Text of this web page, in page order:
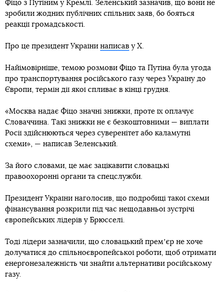
Фіцо з Путіним у Кремлі. Зеленський зазначив, що вони не
зробили жодних публічних спільних заяв, бо бояться
реакції громадськості.
Про це президент України написав у Х.
Найімовірніше, темою розмови Фіцо та Путіна була угода
про транспортування російського газу через Україну до
Європи, термін дії якої спливає в кінці грудня.
«Москва надає Фіцо значні знижки, проте їх оплачує
Словаччина. Такі знижки не є безкоштовними — виплати
Росії здійснюються через суверенітет або каламутні
схеми», — написав Зеленський.
За його словами, це має зацікавити словацькі
правоохоронні органи та спецслужби.
Президент України наголосив, що подробиці такої схеми
фінансування розкрили під час нещодавньої зустрічі
європейських лідерів у Брюсселі.
Тоді лідери зазначили, що словацький премʼєр не хоче
долучатися до спільноєвропейської роботи, щоб отримати
енергонезалежність чи знайти альтернативи російському
газу.